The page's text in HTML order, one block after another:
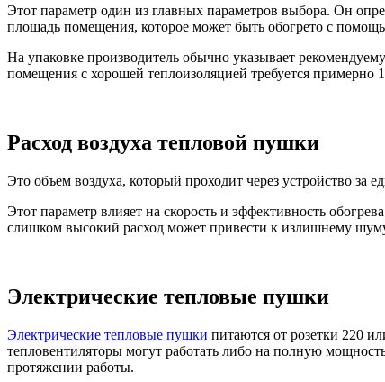
Этот параметр один из главных параметров выбора. Он
площадь помещения, которое может быть обогрето с
На упаковке производитель обычно указывает
помещения с хорошей теплоизоляцией требуется
Расход воздуха тепловой пушки
Это объем воздуха, который проходит через устройство за
Этот параметр влияет на скорость и эффективность
слишком высокий расход может привести к излишнему
Электрические тепловые пушки
Электрические тепловые пушки питаются от розетки 220
тепловентиляторы могут работать либо на полную
протяжении работы.